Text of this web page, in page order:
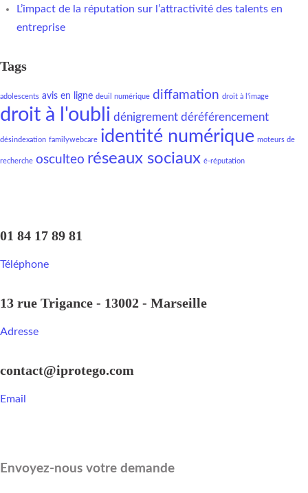
L’impact de la réputation sur l’attractivité des talents en
entreprise
Tags
adolescents avis en ligne deuil numérique diffamation droit à l'image
droit à l'oubli dénigrement déréférencement
désindexation familywebcare identité numérique moteurs de
recherche osculteo réseaux sociaux é-réputation
01 84 17 89 81
Téléphone
13 rue Trigance - 13002 - Marseille
Adresse
contact@iprotego.com
Email
Envoyez-nous votre demande